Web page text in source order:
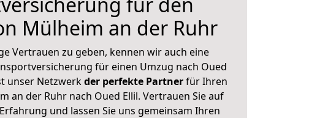
Mülheim an der Ruhr
Vertrauen zu geben, kennen wir auch eine
für einen Umzug nach Oued
unser Netzwerkder perfekte Partnerfür Ihren
an der Ruhr nach Oued Ellil. Vertrauen Sie auf
und lassen Sie uns gemeinsam Ihren